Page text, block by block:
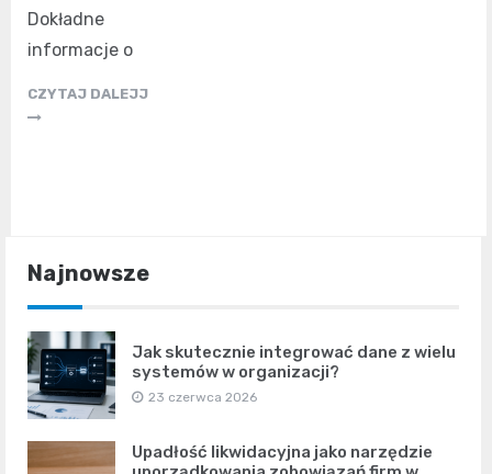
Dokładne
informacje o
CZYTAJ DALEJJ
Najnowsze
Jak skutecznie integrować dane z wielu
systemów w organizacji?
23 czerwca 2026
Upadłość likwidacyjna jako narzędzie